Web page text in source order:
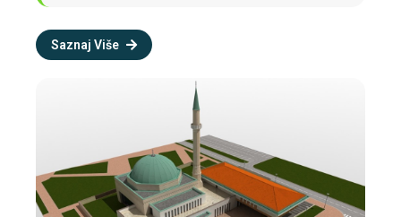
Saznaj Više